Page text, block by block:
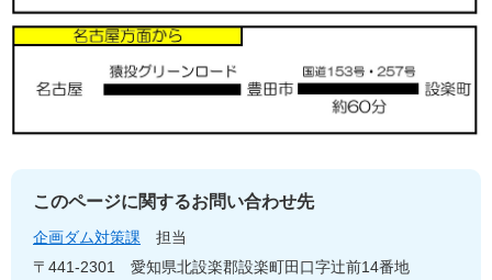
このページに関するお問い合わせ先
企画ダム対策課
担当
〒441-2301
愛知県北設楽郡設楽町田口字辻前14番地